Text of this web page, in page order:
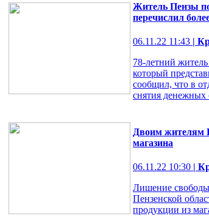
Житель Пензы
перечислил
06.11.22 11:43 |
78-летний
который
сообщил, что в
снятия денежных
Двоим жителям
магазина
06.11.22 10:30 |
Лишение свободы
Пензенской
продукции из